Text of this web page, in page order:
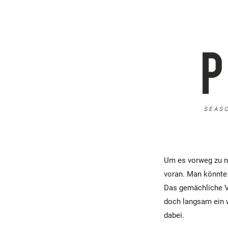
S E A S
Um es vorweg zu
voran. Man
Das gemächliche
doch langsam ein
dabei.